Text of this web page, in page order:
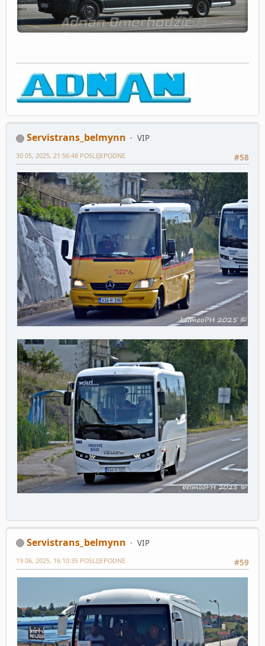
Servistrans_belmynn
VIP
#58
30 05, 2025, 21:56:48 POSLIJEPODNE
Servistrans_belmynn
VIP
#59
19 06, 2025, 16:10:35 POSLIJEPODNE